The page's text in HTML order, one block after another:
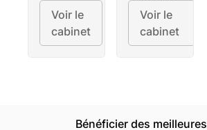
Voir le
cabinet
Voir le
cabinet
Bénéficier des meilleures